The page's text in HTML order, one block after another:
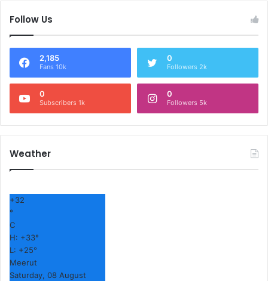
Follow Us
2,185
Fans 10k
0
Followers 2k
0
Subscribers 1k
0
Followers 5k
Weather
+32
°
C
H: +33°
L: +25°
Meerut
Saturday, 08 August